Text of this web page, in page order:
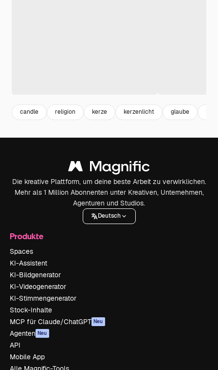
candle religion kerze kerzenlicht glaube feier
Die kreative Plattform, um deine beste Arbeit zu verwirklichen.
Mehr als 1 Million Abonnenten unter Kreativen, Unternehmen,
Agenturen und Studios.
Deutsch
Produkte
Spaces
KI-Assistent
KI-Bildgenerator
KI-Videogenerator
KI-Stimmengenerator
Stock-Inhalte
MCP für Claude/ChatGPT Neu
Agenten Neu
API
Mobile App